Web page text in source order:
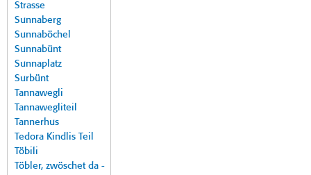
Strasse
Sunnaberg
Sunnaböchel
Sunnabünt
Sunnaplatz
Surbünt
Tannawegli
Tannawegliteil
Tannerhus
Tedora Kindlis Teil
Töbili
Töbler, zwöschet da -